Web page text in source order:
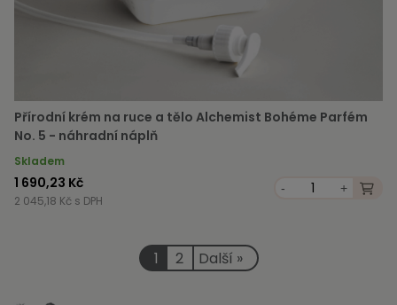
Přírodní krém na ruce a tělo Alchemist Bohéme Parfém
No. 5 - náhradní náplň
Skladem
1 690,23 Kč
2 045,18 Kč s DPH
- +
1 2 Další »